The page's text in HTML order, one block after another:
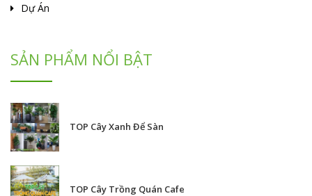
Dự Án
SẢN PHẨM NỔI BẬT
TOP Cây Xanh Để Sàn
TOP Cây Trồng Quán Cafe